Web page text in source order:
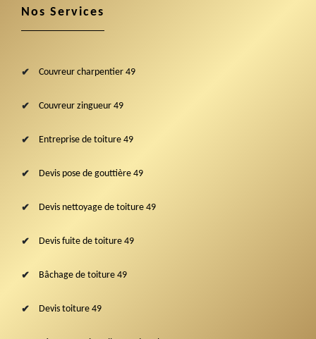
Nos Services
Couvreur charpentier 49
Couvreur zingueur 49
Entreprise de toiture 49
Devis pose de gouttière 49
Devis nettoyage de toiture 49
Devis fuite de toiture 49
Bâchage de toiture 49
Devis toiture 49